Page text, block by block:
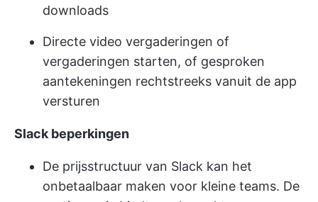
downloads
Directe video vergaderingen of
vergaderingen starten, of gesproken
aantekeningen rechtstreeks vanuit de app
versturen
Slack beperkingen
De prijsstructuur van Slack kan het
onbetaalbaar maken voor kleine teams. De